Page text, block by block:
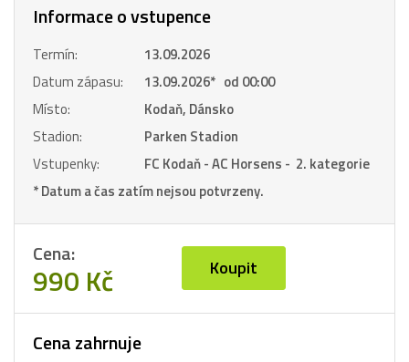
Informace o vstupence
Termín:
13.09.2026
Datum zápasu:
13.09.2026* od 00:00
Místo:
Kodaň, Dánsko
Stadion:
Parken Stadion
Vstupenky:
FC Kodaň - AC Horsens - 2. kategorie
* Datum a čas zatím nejsou potvrzeny.
Cena:
990 Kč Koupit
Cena zahrnuje